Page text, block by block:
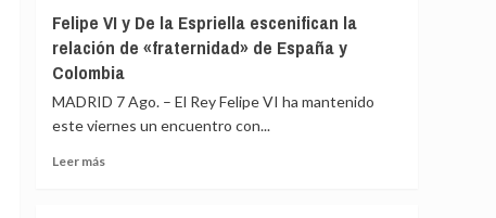
los
«agujeros
de
la
crisis
Ceuta
mantiene
reuniones
bilaterales
homólogos
latinoamericanos
Felipe VI y De la Espriella escenifican la
relación de «fraternidad» de España y
Colombia
MADRID 7 Ago. – El Rey Felipe VI ha mantenido
este viernes un encuentro con...
Leer másLeer